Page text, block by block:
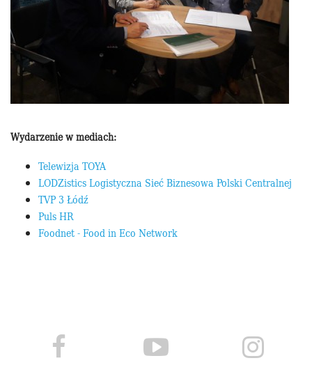
Wydarzenie w mediach:
Telewizja TOYA
LODZistics Logistyczna Sieć Biznesowa Polski Centralnej
TVP 3 Łódź
Puls HR
Foodnet - Food in Eco Network